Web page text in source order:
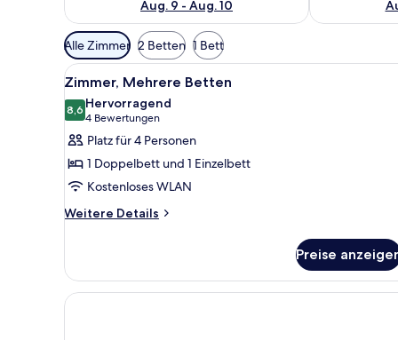
Aug. 9 - Aug. 10
Verfügbare
Filter
für
Zimmer
Alle Zimmer 2 Betten 1 Bett
Alle
Fotos
für
Zimmer,
Mehrere
Betten
anzeigen
Ein Hotelzimmer mit einem
7
Zimmer, Mehrere Betten
8,68,6 von 10
Hervorragend
4 Bewertungen
(4
Bewertungen)
Platz für 4 Personen
1 Doppelbett und 1 Einzelbett
Kostenloses WLAN
Weitere Details
Weitere
Mehrere
Betten
Preise